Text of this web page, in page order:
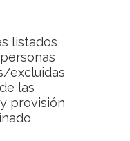
listados
excluidas
las
provisión